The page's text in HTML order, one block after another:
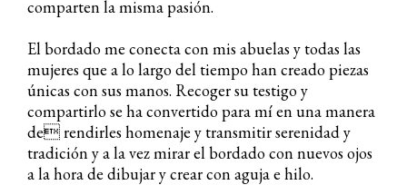
comparten la misma pasión.
El bordado me conecta con mis abuelas y todas las
mujeres que a lo largo del tiempo han creado piezas
únicas con sus manos. Recoger su testigo y
compartirlo se ha convertido para mí en una manera
de rendirles homenaje y transmitir serenidad y
tradición y a la vez mirar el bordado con nuevos ojos
a la hora de dibujar y crear con aguja e hilo.